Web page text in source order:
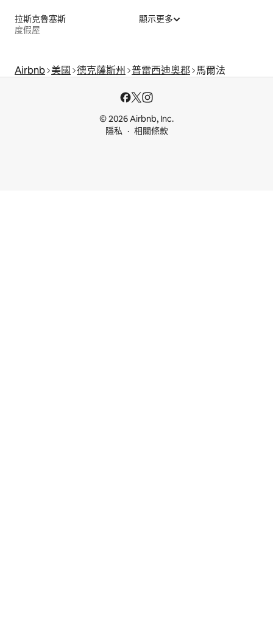
拉斯克魯塞斯
度假屋
顯示更多
Airbnb 美國 德克薩斯州 普雷西迪奧郡 馬爾法
© 2026 Airbnb, Inc.
隱私
相關條款